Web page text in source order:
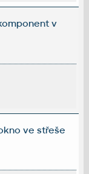
v
ve střeše